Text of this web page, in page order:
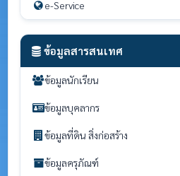
e-Service
ข้อมูลสารสนเทศ
ข้อมูลนักเรียน
ข้อมูลบุคลากร
ข้อมูลที่ดิน สิ่งก่อสร้าง
ข้อมูลครุภัณฑ์